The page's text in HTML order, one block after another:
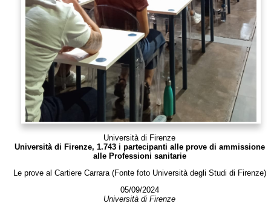
Università di Firenze
Università di Firenze, 1.743 i partecipanti alle prove di ammissione
alle Professioni sanitarie
Le prove al Cartiere Carrara (Fonte foto Università degli Studi di Firenze)
05/09/2024
Università di Firenze